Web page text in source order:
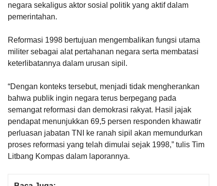
negara sekaligus aktor sosial politik yang aktif dalam
pemerintahan.
Reformasi 1998 bertujuan mengembalikan fungsi utama
militer sebagai alat pertahanan negara serta membatasi
keterlibatannya dalam urusan sipil.
“Dengan konteks tersebut, menjadi tidak mengherankan
bahwa publik ingin negara terus berpegang pada
semangat reformasi dan demokrasi rakyat. Hasil jajak
pendapat menunjukkan 69,5 persen responden khawatir
perluasan jabatan TNI ke ranah sipil akan memundurkan
proses reformasi yang telah dimulai sejak 1998,” tulis Tim
Litbang Kompas dalam laporannya.